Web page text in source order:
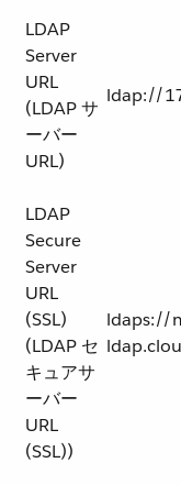
LDAP
Server
URL
(LDAP サ
ーバー
URL)
ldap://
LDAP
Secure
Server
URL
(SSL)
(LDAP セ
キュアサ
ーバー
URL
(SSL))
ldaps://